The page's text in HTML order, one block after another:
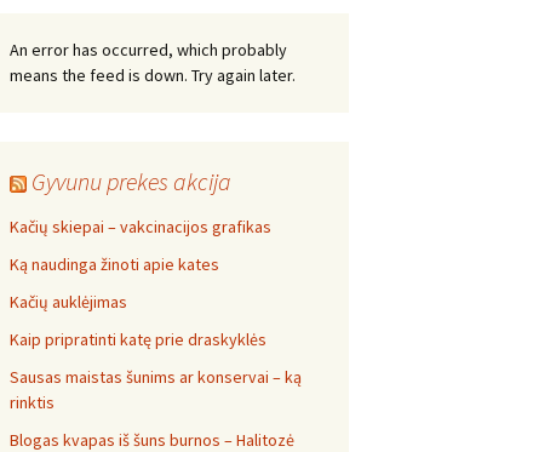
An error has occurred, which probably
means the feed is down. Try again later.
Gyvunu prekes akcija
Kačių skiepai – vakcinacijos grafikas
Ką naudinga žinoti apie kates
Kačių auklėjimas
Kaip pripratinti katę prie draskyklės
Sausas maistas šunims ar konservai – ką
rinktis
Blogas kvapas iš šuns burnos – Halitozė